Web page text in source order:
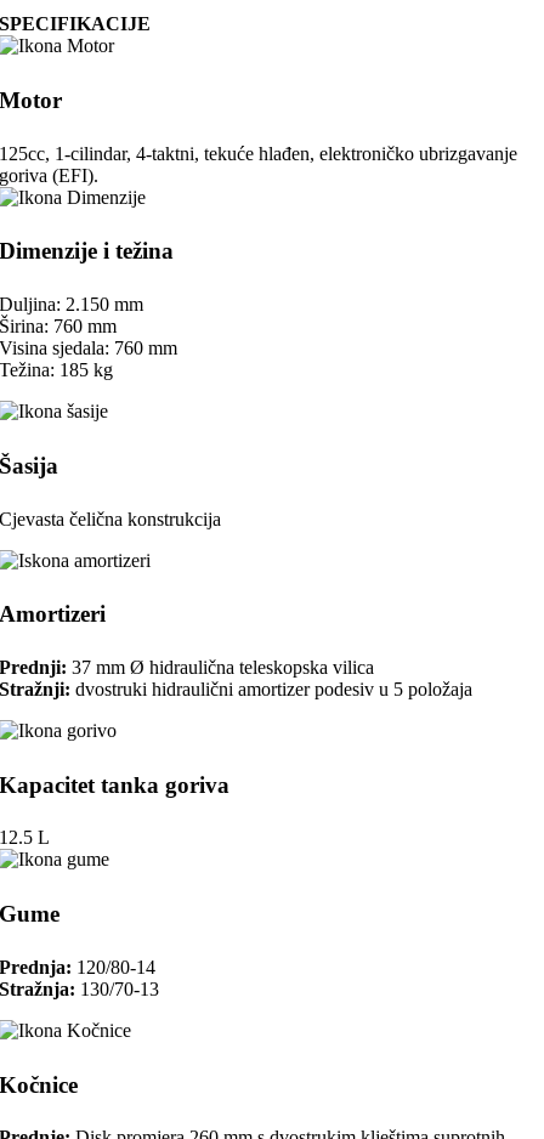
SPECIFIKACIJE
Motor
125cc, 1-cilindar, 4-taktni, tekuće hlađen, elektroničko ubrizgavanje
goriva (EFI).
Dimenzije i težina
Duljina: 2.150 mm
Širina: 760 mm
Visina sjedala: 760 mm
Težina: 185 kg
Šasija
Cjevasta čelična konstrukcija
Amortizeri
Prednji: 37 mm Ø hidraulična teleskopska vilica
Stražnji: dvostruki hidraulični amortizer podesiv u 5 položaja
Kapacitet tanka goriva
12.5 L
Gume
Prednja: 120/80-14
Stražnja: 130/70-13
Kočnice